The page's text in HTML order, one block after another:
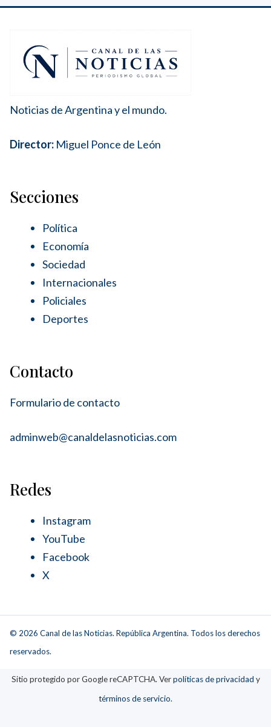
Noticias de Argentina y el mundo.
Director: Miguel Ponce de León
Secciones
Política
Economía
Sociedad
Internacionales
Policiales
Deportes
Contacto
Formulario de contacto
adminweb@canaldelasnoticias.com
Redes
Instagram
YouTube
Facebook
X
© 2026 Canal de las Noticias. República Argentina. Todos los derechos
reservados.
Sitio protegido por Google reCAPTCHA. Verpolíticas de privacidad y
términos de servicio.